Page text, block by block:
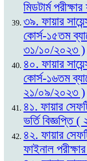
মিডটার্ম
৩৯. ফায়ার
কোর্স-১৫তম
৩১/১০/২০২৩ )
৪০. ফায়ার
কোর্স-১৬তম
২১/০৯/২০২৩ )
৪১. ফায়ার
ভর্তি
৪২. ফায়ার
ফাইনাল